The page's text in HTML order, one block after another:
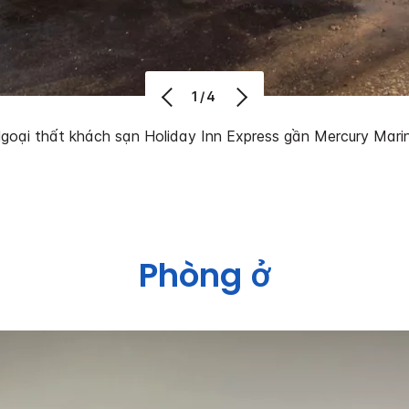
thất khách sạn Holiday Inn Express gần Mercury
1/4
Phòng ở